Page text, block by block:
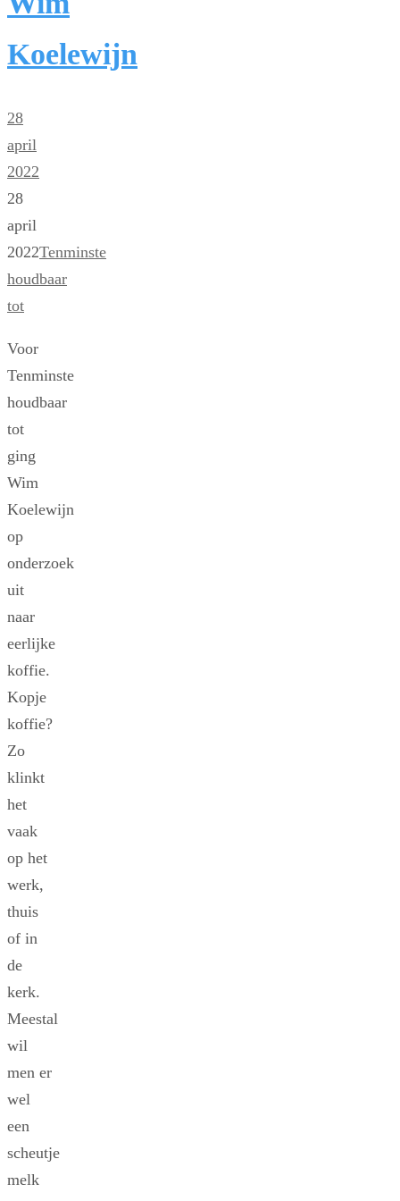
Koelewijn
28
april
2022
28
april
2022Tenminste
houdbaar
tot
Voor
Tenminste
houdbaar
tot
ging
Wim
Koelewijn
op
onderzoek
uit
naar
eerlijke
koffie.
Kopje
koffie?
Zo
klinkt
het
vaak
op het
werk,
thuis
of in
de
kerk.
Meestal
wil
men er
wel
een
scheutje
melk